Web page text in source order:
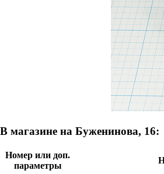
В магазине на Буженинова, 16:
Номер или доп.
параметры